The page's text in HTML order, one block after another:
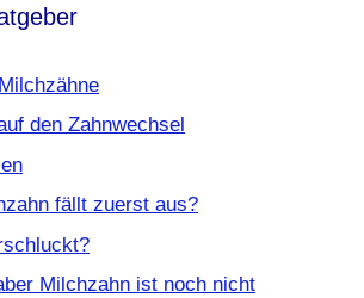
den Zahnwechsel
fällt zuerst aus?
Milchzahn ist noch nicht